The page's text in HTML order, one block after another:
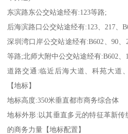
东滨路东公交站途经有:123等路;
后海滨路口公交站途经有:123、217、
深圳湾口岸公交站途经有:B602、90、
等路;北师大附中公交站途经有:B602、
道路交通:临近后海大道、科苑大道
【地标】
地标高度:350米垂直都市商务综合体
地标外形:以其垂直多元的特征革新
的商务力量【地标配置】